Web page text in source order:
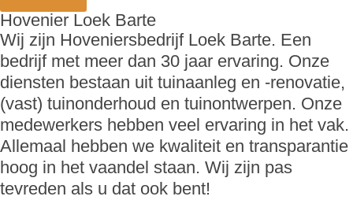
Hovenier Loek Barte
Wij zijn Hoveniersbedrijf Loek Barte. Een
bedrijf met meer dan 30 jaar ervaring. Onze
diensten bestaan uit tuinaanleg en -renovatie,
(vast) tuinonderhoud en tuinontwerpen. Onze
medewerkers hebben veel ervaring in het vak.
Allemaal hebben we kwaliteit en transparantie
hoog in het vaandel staan. Wij zijn pas
tevreden als u dat ook bent!